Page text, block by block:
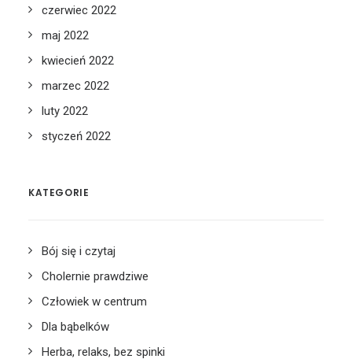
czerwiec 2022
maj 2022
kwiecień 2022
marzec 2022
luty 2022
styczeń 2022
KATEGORIE
Bój się i czytaj
Cholernie prawdziwe
Człowiek w centrum
Dla bąbelków
Herba, relaks, bez spinki